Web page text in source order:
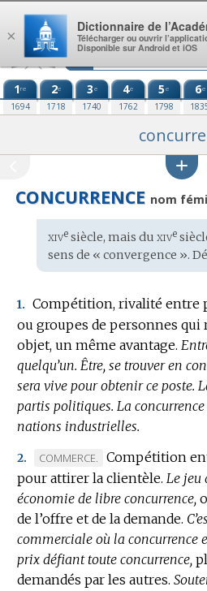
Aller au contenu
1re
1694
2e
1718
3e
1740
4e
1762
5e
1798
6e
CONCURRENCE nom
Étymologie
:
xivesiècle, mais du xive
sens de « convergence ».
1. Compétition, rivalité entre
ou groupes de personnes
objet, un même avantage.
quelqu’un. Être, se trouver en
sera vive pour obtenir ce poste.
partis politiques. La
nations industrielles.
2.
MARQUE
DE
DOMAINE
:
COMMERCE.
Compétition
pour attirer la clientèle. Le jeu
économie de libre concurrence,
de l’offre et de la demande.
commerciale où la concurrence
prix défiant toute concurrence,
demandés par les autres.
×
Dictionnaire de
Télécharger ou ouvrir
Disponible sur Android et iOS